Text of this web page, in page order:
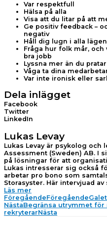
Var respektfull
Hälsa på alla
Visa att du litar på att
Ge positiv feedback –
negativ
Håll dig lugn i alla lägen
Fråga hur folk mår,
bra jobb
Lyssna mer än du pratar
Våga ta dina
Var inte ironisk eller
Dela inlägget
Facebook
Twitter
LinkedIn
Lukas Levay
Lukas Levay är psykolog och
Assessment (Sweden) AB. I
på lösningar för att
Lukas intresserar sig också
arbetar pro bono som
Storasyster. Här intervjuad
Läs mer
FöregåendeFöregående
NästaBegränsa utrymmet för
rekryterarNästa